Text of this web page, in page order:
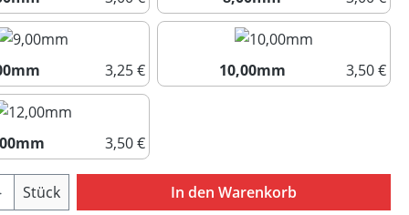
7,00mm
8,00mm
3,25 €
9,00mm
10,00mm
3,50 €
3,50 €
12,00mm
Anzahl: Gib den gewünschten Wert ein
Stück In den Warenkorb